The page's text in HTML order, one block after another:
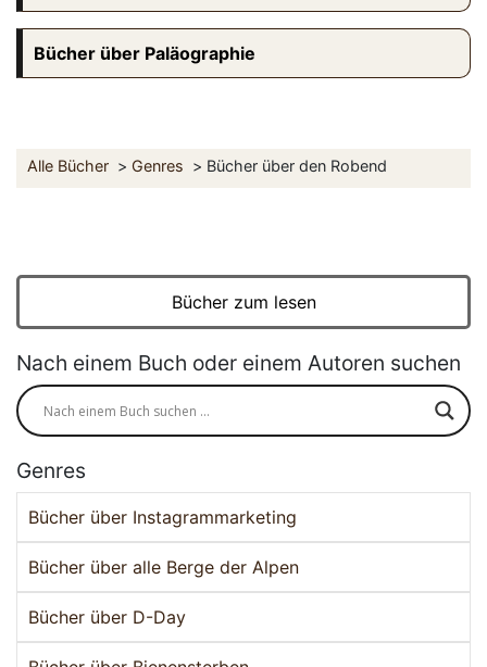
Bücher über Paläographie
Alle Bücher Genres Bücher über den Robend
Bücher zum lesen
Nach einem Buch oder einem Autoren suchen
Genres
Bücher über Instagrammarketing
Bücher über alle Berge der Alpen
Bücher über D-Day